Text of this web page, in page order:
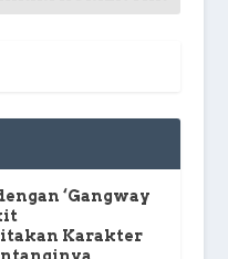
‘Gangway
Karakter